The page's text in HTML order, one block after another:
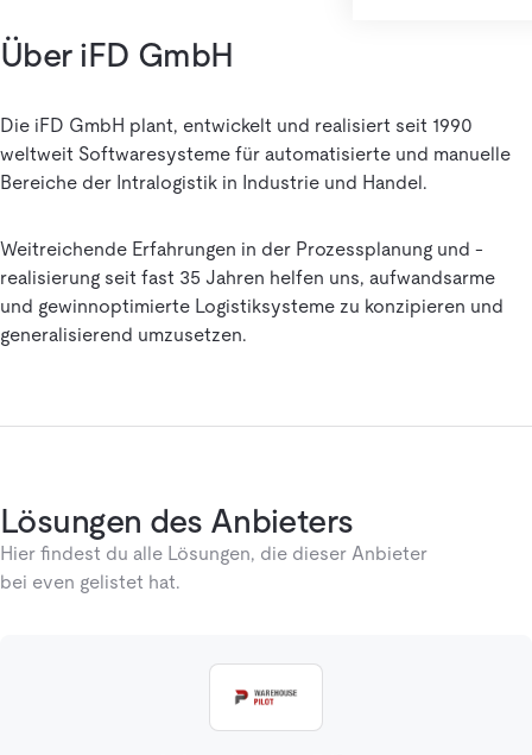
Über iFD GmbH
Die iFD GmbH plant, entwickelt und realisiert seit 1990
weltweit Softwaresysteme für automatisierte und manuelle
Bereiche der Intralogistik in Industrie und Handel.
Weitreichende Erfahrungen in der Prozessplanung und -
realisierung seit fast 35 Jahren helfen uns, aufwandsarme
und gewinnoptimierte Logistiksysteme zu konzipieren und
generalisierend umzusetzen.
Lösungen des Anbieters
Hier findest du alle Lösungen, die dieser Anbieter
bei even gelistet hat.